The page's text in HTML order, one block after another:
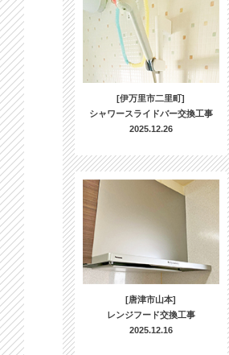
[伊万里市二里町]
シャワースライドバー交換工事
2025.12.26
[唐津市山本]
レンジフード交換工事
2025.12.16